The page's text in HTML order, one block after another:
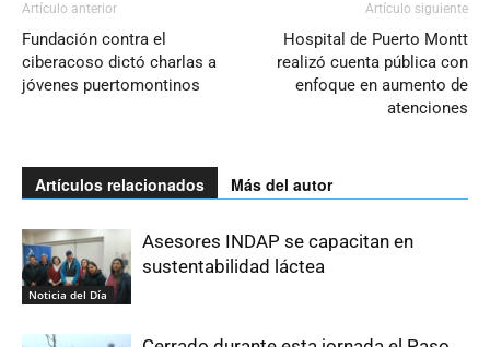
Artículo anterior
Fundación contra el
ciberacoso dictó charlas a
jóvenes puertomontinos
Artículo siguiente
Hospital de Puerto Montt
realizó cuenta pública con
enfoque en aumento de
atenciones
Artículos relacionados Más del autor
Noticia del Día
Asesores INDAP se capacitan en
sustentabilidad láctea